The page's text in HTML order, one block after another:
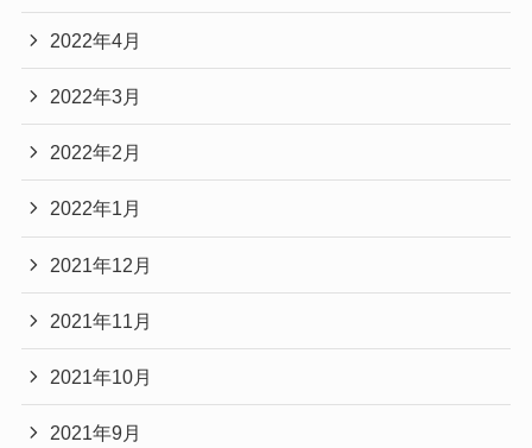
2022年4月
2022年3月
2022年2月
2022年1月
2021年12月
2021年11月
2021年10月
2021年9月